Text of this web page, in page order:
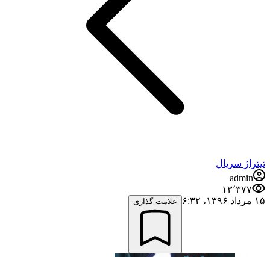
تیتراژ سریال
admin
۱۳٬۳۷۷
۱۵ مرداد ۱۳۹۶،‏ ۶:۳۲
علامت گذاری